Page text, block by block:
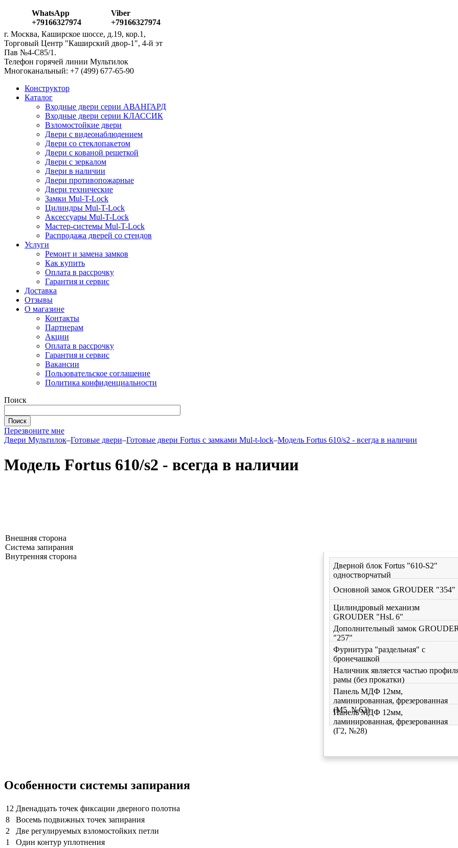
WhatsApp
+79166327974
Viber
+79166327974
г. Москва, Каширское шоссе, д.19, кор.1,
Торговый Центр "Каширский двор-1", 4-й эт
Пав №4-С85/1.
Телефон горячей линии Мультилок
Многоканальный: ‎+7 (499) 677-65-90
Конструктор
Каталог
Входные двери серии АВАНГАРД
Входные двери серии КЛАССИК
Взломостойкие двери
Двери с видеонаблюдением
Двери со стеклопакетом
Двери с кованой решеткой
Двери с зеркалом
Двери в наличии
Двери противопожарные
Двери технические
Замки Mul-T-Lock
Цилиндры Mul-T-Lock
Аксессуары Mul-T-Lock
Мастер-системы Mul-T-Lock
Распродажа дверей со стендов
Услуги
Ремонт и замена замков
Как купить
Оплата в рассрочку
Гарантия и сервис
Доставка
Отзывы
О магазине
Контакты
Партнерам
Акции
Оплата в рассрочку
Гарантия и сервис
Вакансии
Пользовательское соглашение
Политика конфиденциальности
Поиск
Перезвоните мне
Двери Мультилок–Готовые двери–Готовые двери Fortus с замками Mul-t-lock–Модель Fortus 610/s2 - всегда в наличии
Модель Fortus 610/s2 - всегда в наличии
Внешняя сторона
Система запирания
Внутренняя сторона
Дверной блок Fortus "610-S2"
одностворчатый
Основной замок GROUDER "354"
Цилиндровый механизм
GROUDER "HsL 6"
Дополнительный замок
"257"
Фурнитура "раздельная" c
бронечашкой
Наличник является частью
рамы (без прокатки)
Панель МДФ 12мм,
ламинированная, фрезерованная
(М5, №62)
Панель МДФ 12мм,
ламинированная, фрезерованная
(Г2, №28)
Особенности системы запирания
12 Двенадцать точек фиксации дверного полотна
8
Восемь подвижных точек запирания
2
Две регулируемых взломостойких петли
1
Один контур уплотнения